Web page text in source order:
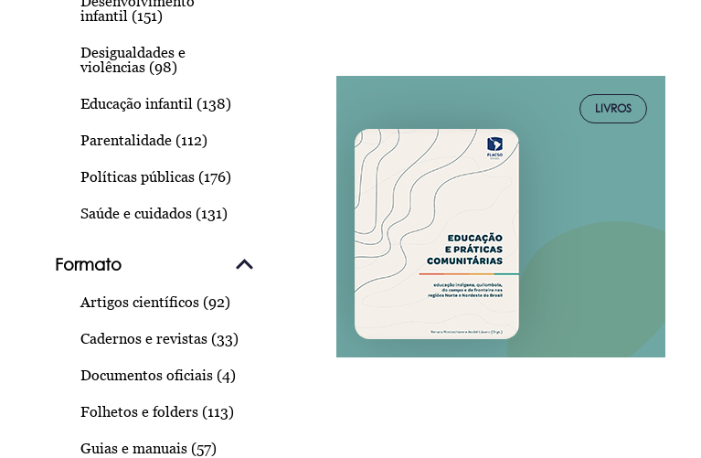
infantil (151)
Desigualdades e
violências (98)
Educação infantil (138)
Parentalidade (112)
Políticas públicas (176)
Saúde e cuidados (131)
Formato
Artigos científicos (92)
Cadernos e revistas (33)
Documentos oficiais (4)
Folhetos e folders (113)
Guias e manuais (57)
LIVROS